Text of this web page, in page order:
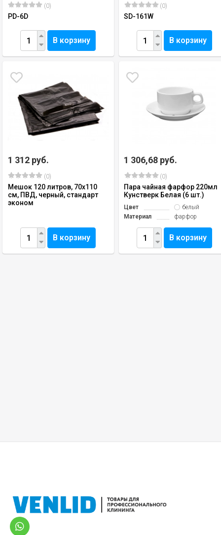
(0)
PD-6D
В корзину
(0)
SD-161W
В корзину
1 312 руб.
(0)
Мешок 120 литров, 70х110
см, ПВД, черный, стандарт
эконом
В корзину
1 306,68 руб.
(0)
Пара чайная фарфор 220мл
Кунстверк Белая (6 шт.)
Цвет
белый
Материал
фарфор
В корзину